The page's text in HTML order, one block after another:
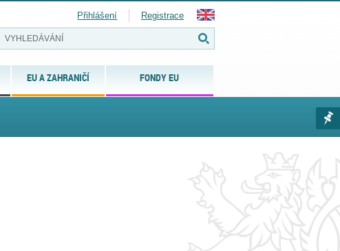
EU A ZAHRANIČÍ FONDY EU
Přihlášení Registrace